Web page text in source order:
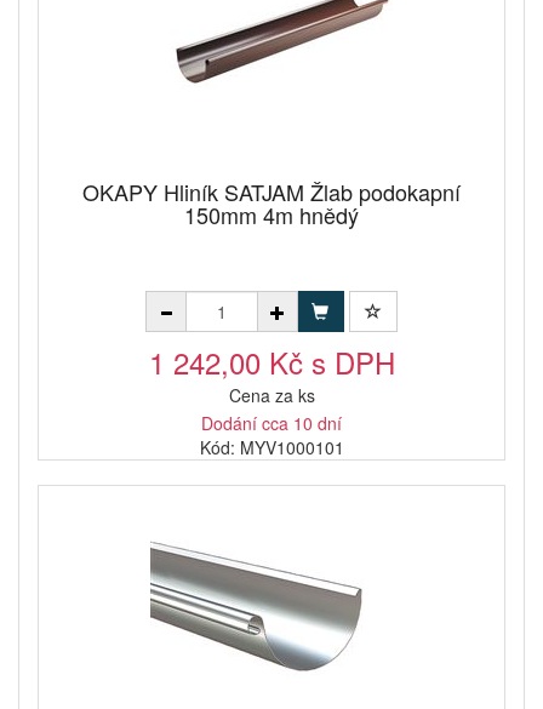
OKAPY Hliník SATJAM Žlab podokapní
150mm 4m hnědý
1 242,00 Kč s DPH
Cena za ks
Dodání cca 10 dní
Kód: MYV1000101